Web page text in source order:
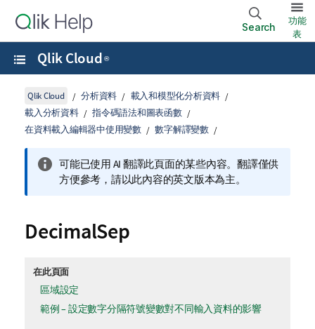
Search
功能
表
Qlik Cloud ®
Qlik Cloud 分析資料
載入和模型化分析資料
載入分析資料
指令碼語法和圖表函數
在資料載入編輯器中使用變數
數字解譯變數
可能已使用 AI 翻譯此頁面的某些內容。翻譯僅供
方便參考，請以此內容的英文版本為主。
DecimalSep
在此頁面
區域設定
範例 – 設定數字分隔符號變數對不同輸入資料的影響